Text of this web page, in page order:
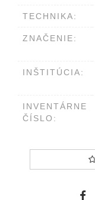
TECHNIKA:
ZNAČENIE:
INŠTITÚCIA:
INVENTÁRNE
ČÍSLO: